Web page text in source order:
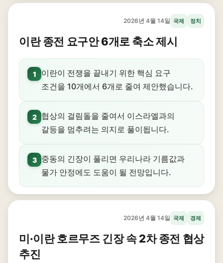
2026년 4월 14일 국제 정치
이란 종전 요구안 6개로 축소 제시
1
이란이 전쟁을 끝내기 위한 핵심 요구
조건을 10개에서 6개로 줄여 제안했습니다.
2
협상의 걸림돌을 줄여서 이스라엘과의
갈등을 멈추려는 의지로 풀이됩니다.
3
중동의 긴장이 풀리면 우리나라 기름값과
물가 안정에도 도움이 될 전망입니다.
2026년 4월 14일 국제 경제
미·이란 호르무즈 긴장 속 2차 종전 협상
추진